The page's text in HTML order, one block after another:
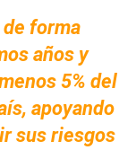
de forma
años y
5% del
apoyando
sus riesgos